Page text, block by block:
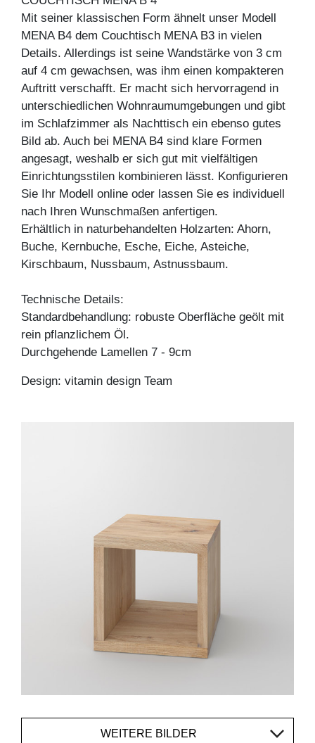
Mit seiner klassischen Form ähnelt unser Modell
MENA B4 dem Couchtisch MENA B3 in vielen
Details. Allerdings ist seine Wandstärke von 3 cm
auf 4 cm gewachsen, was ihm einen kompakteren
Auftritt verschafft. Er macht sich hervorragend in
unterschiedlichen Wohnraumumgebungen und gibt
im Schlafzimmer als Nachttisch ein ebenso gutes
Bild ab. Auch bei MENA B4 sind klare Formen
angesagt, weshalb er sich gut mit vielfältigen
Einrichtungsstilen kombinieren lässt. Konfigurieren
Sie Ihr Modell online oder lassen Sie es individuell
nach Ihren Wunschmaßen anfertigen.
Erhältlich in naturbehandelten Holzarten: Ahorn,
Buche, Kernbuche, Esche, Eiche, Asteiche,
Kirschbaum, Nussbaum, Astnussbaum.
Technische Details:
Standardbehandlung: robuste Oberfläche geölt mit
rein pflanzlichem Öl.
Durchgehende Lamellen 7 - 9cm
Design: vitamin design Team
WEITERE BILDER